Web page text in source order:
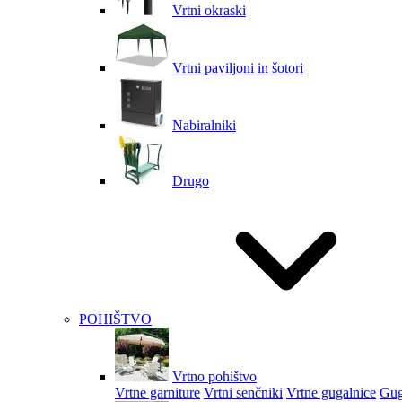
Vrtni okraski
Vrtni paviljoni in šotori
Nabiralniki
Drugo
POHIŠTVO
Vrtno pohištvo
Vrtne garniture Vrtni senčniki Vrtne gugalnice